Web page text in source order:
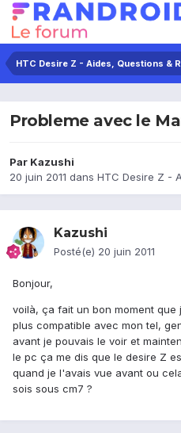
HTC Desire Z - Aides, Questions &
Probleme avec le
Par Kazushi
20 juin 2011 dans HTC Desire Z -
Kazushi
Posté(e) 20 juin 2011
Bonjour,
voilà, ça fait un bon moment
plus compatible avec mon tel,
avant je pouvais le voir et
le pc ça me dis que le desire Z
quand je l'avais vue avant ou
sois sous cm7 ?